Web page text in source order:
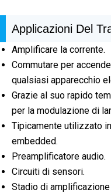
Applicazioni Del
Amplificare la corrente.
Commutare per
qualsiasi apparecchio
Grazie al suo rapido
per la modulazione di
Tipicamente utilizzato
embedded.
Preamplificatore audio.
Circuiti di sensori.
Stadio di amplificazione